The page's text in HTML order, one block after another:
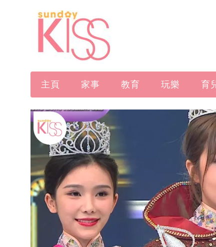
主頁 家事 教育 玩樂 育